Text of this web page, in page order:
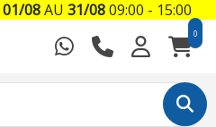
0
01/08AU 31/0809:00 - 15:00